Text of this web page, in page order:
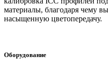
материалы, благодаря чему
насыщенную цветопередачу.
Оборудование